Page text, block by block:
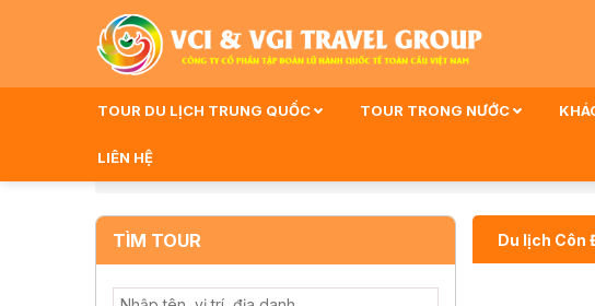
TOUR DU LỊCH TRUNG QUỐC TOUR TRONG NƯỚC
LIÊN HỆ
Trang Chủ
TÌM TOUR Du lịch Côn